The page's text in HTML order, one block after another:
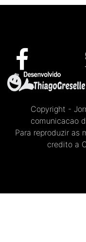
Copyright -
comunicacao
Para reproduzir as
credito a